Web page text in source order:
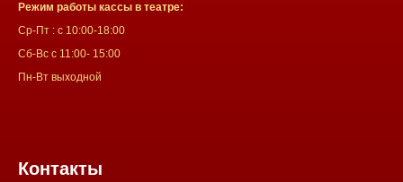
Режим работы кассы в театре:
Ср-Пт : с 10:00-18:00
Сб-Вс с 11:00- 15:00
Пн-Вт выходной
Контакты